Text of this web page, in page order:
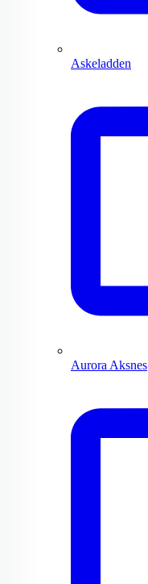
Askeladden
Aurora Aksnes